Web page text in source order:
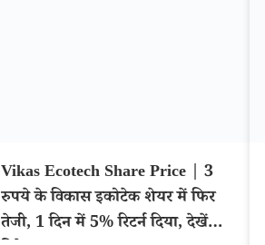
Vikas Ecotech Share Price | 3
रुपये के विकास इकोटेक शेयर में फिर
तेजी, 1 दिन में 5% रिटर्न दिया, देखें